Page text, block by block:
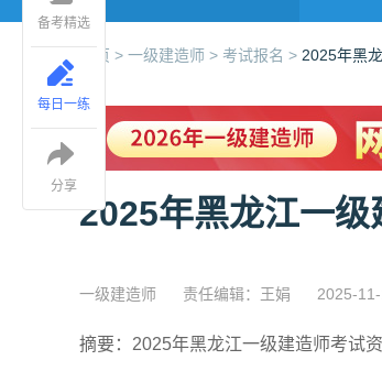
首页 > 一级建造师 > 考试报名 > 2025年黑
2025年黑龙江一
一级建造师 责任编辑：王娟 2025-
摘要：2025年黑龙江一级建造师考试
备考精选
每日一练
分享